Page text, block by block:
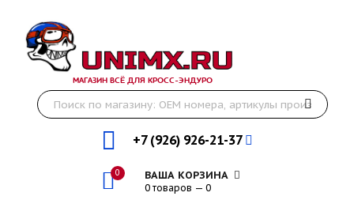
МАГАЗИН ВСЁ ДЛЯ КРОСС-ЭНДУРО
+7 (926) 926-21-37
0 ВАША КОРЗИНА
0 товаров — 0